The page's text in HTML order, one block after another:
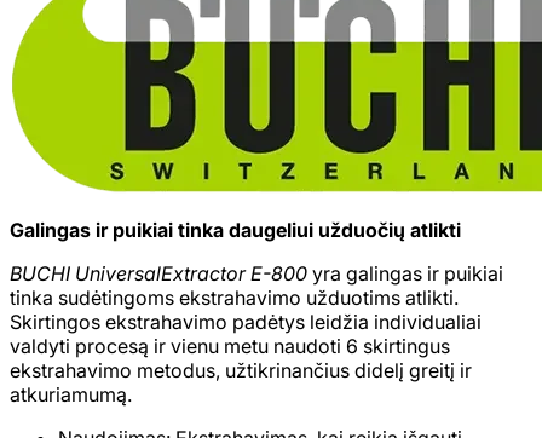
Galingas ir puikiai tinka daugeliui užduočių atlikti
BUCHI UniversalExtractor E-800 yra galingas ir puikiai
tinka sudėtingoms ekstrahavimo užduotims atlikti.
Skirtingos ekstrahavimo padėtys leidžia individualiai
valdyti procesą ir vienu metu naudoti 6 skirtingus
ekstrahavimo metodus, užtikrinančius didelį greitį ir
atkuriamumą.